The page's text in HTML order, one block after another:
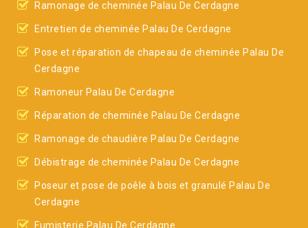
Ramonage de cheminée Palau De Cerdagne
Entretien de cheminée Palau De Cerdagne
Pose et réparation de chapeau de cheminée Palau De
Cerdagne
Ramoneur Palau De Cerdagne
Réparation de cheminée Palau De Cerdagne
Ramonage de chaudière Palau De Cerdagne
Débistrage de cheminée Palau De Cerdagne
Poseur et pose de poêle à bois et granulé Palau De
Cerdagne
Fumisterie Palau De Cerdagne